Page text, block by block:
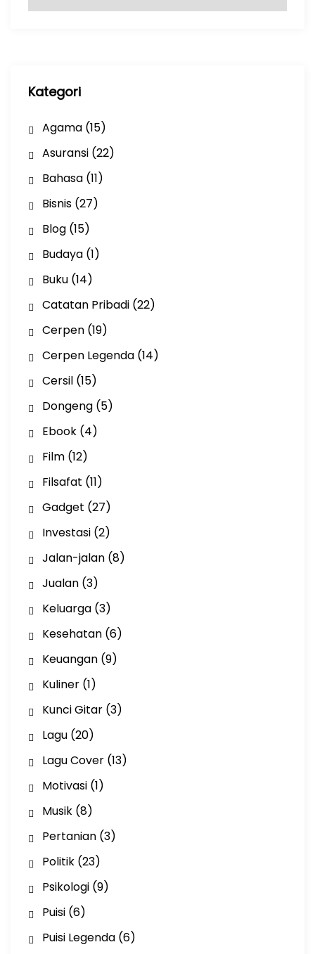
Kategori
Agama(15)
Asuransi(22)
Bahasa(11)
Bisnis(27)
Blog(15)
Budaya(1)
Buku(14)
Catatan Pribadi(22)
Cerpen(19)
Cerpen Legenda(14)
Cersil(15)
Dongeng(5)
Ebook(4)
Film(12)
Filsafat (11)
Gadget (27)
Investasi(2)
Jalan-jalan(8)
Jualan(3)
Keluarga(3)
Kesehatan(6)
Keuangan(9)
Kuliner(1)
Kunci Gitar(3)
Lagu(20)
Lagu Cover(13)
Motivasi(1)
Musik(8)
Pertanian(3)
Politik(23)
Psikologi(9)
Puisi(6)
Puisi Legenda(6)